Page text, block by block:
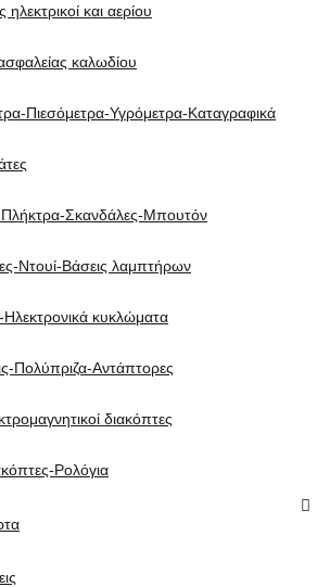
ηλεκτρικοί και αερίου
καλωδίου
Πιεσόμετρα-Υγρόμετρα-Καταγραφικά
Σκανδάλες-Μπουτόν
Ντουί-Βάσεις λαμπτήρων
Ηλεκτρονικά κυκλώματα
Πολύπριζα-Αντάπτορες
διακόπτες
Ρολόγια